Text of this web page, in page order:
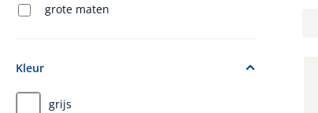
grote maten
Kleur
grijs